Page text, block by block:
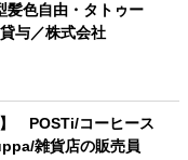
髪色自由・タトゥー
与／株式会社
】 POSTi/コーヒース
雑貨店の販売員